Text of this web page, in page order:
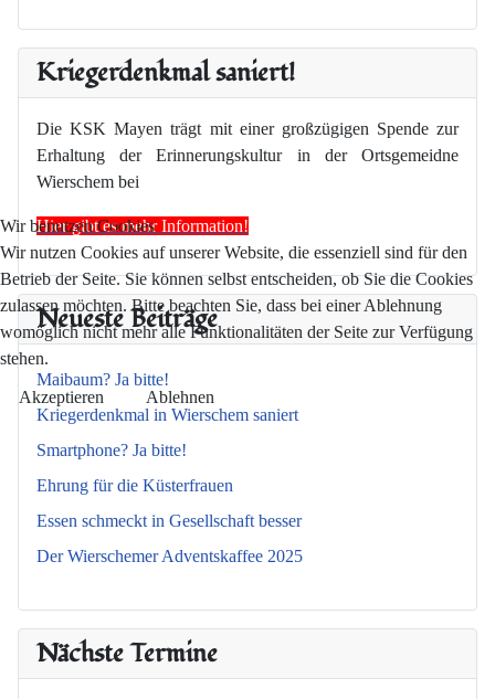
Kriegerdenkmal saniert!
Die KSK Mayen trägt mit einer großzügigen Spende zur
Erhaltung der Erinnerungskultur in der Ortsgemeidne
Wierschem bei
Hier gibt es mehr Information!
Neueste Beiträge
Maibaum? Ja bitte!
Kriegerdenkmal in Wierschem saniert
Smartphone? Ja bitte!
Ehrung für die Küsterfrauen
Essen schmeckt in Gesellschaft besser
Der Wierschemer Adventskaffee 2025
Nächste Termine
Wir benutzen Cookies
Wir nutzen Cookies auf unserer Website, die essenziell sind für den
Betrieb der Seite. Sie können selbst entscheiden, ob Sie die Cookies
zulassen möchten. Bitte beachten Sie, dass bei einer Ablehnung
womöglich nicht mehr alle Funktionalitäten der Seite zur Verfügung
stehen.
Akzeptieren Ablehnen